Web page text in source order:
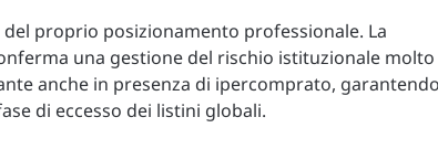
proprio posizionamento professionale. La
una gestione del rischio istituzionale molto
anche in presenza di ipercomprato, garantendo
di eccesso dei listini globali.